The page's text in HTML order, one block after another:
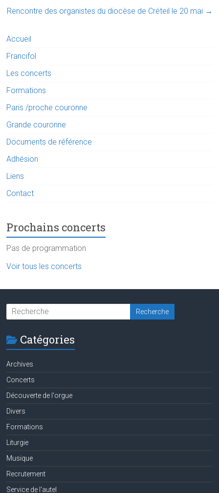
Rencontre des organistes du diocèse de Créteil le 20 mai →
Accueil
Francifol
Les concerts
Formations
Paris /proche couronne
Grande couronne
Documents de référence
Adhésion
Liens
Contact
Prochains concerts
Pas de programmation
Voir tous les concerts
Catégories
Archives
Concerts
Découverte de l'orgue
Divers
Formations
Liturgie
Musique
Recrutement
Service de l'autel